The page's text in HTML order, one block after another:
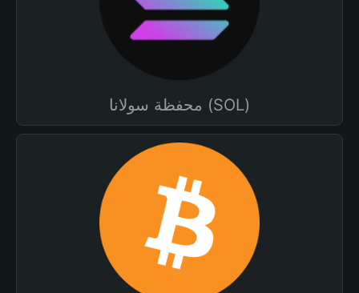
محفظة سولانا (SOL)